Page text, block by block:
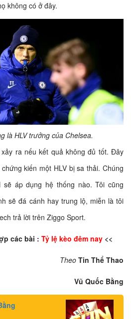
không có ở đây.
là HLV trưởng của Chelsea.
ra nếu kết quả không đủ tốt. Đây
kiến một HLV bị sa thải. Chúng
sẽ áp dụng hệ thống nào. Tôi cũng
sẽ đá cánh hay trung lộ, miễn là tôi
trả lời trên Ziggo Sport.
các bài : Tỷ lệ kèo đêm nay <<
Theo Tin Thể Thao
Vũ Quốc Bằng